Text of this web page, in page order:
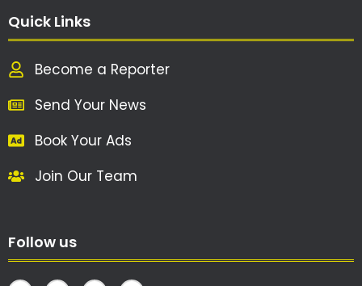
Quick Links
Become a Reporter
Send Your News
Book Your Ads
Join Our Team
Follow us